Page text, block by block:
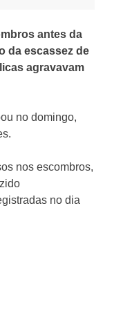
antes da
da escassez de
agravavam
no domingo,
nos escombros,
no dia